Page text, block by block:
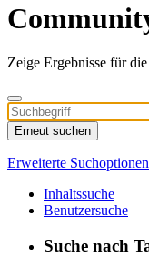
Zeige Ergebnisse für
Erneut suchen
Erweiterte Suchoptionen
Inhaltssuche
Benutzersuche
Suche nach